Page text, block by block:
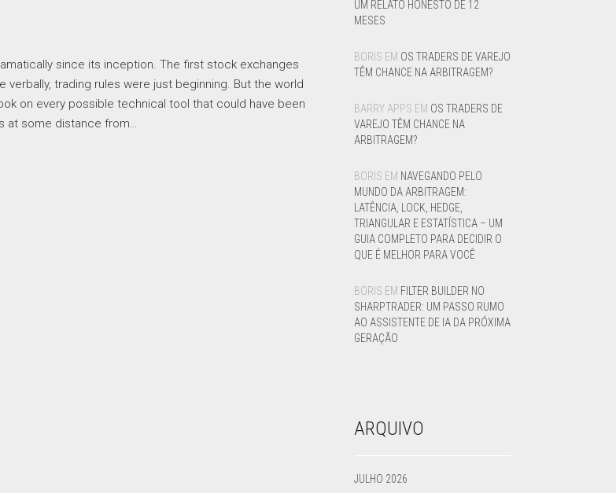
since its inception. The first stock exchanges
trading rules were just beginning. But the world
on every possible technical tool that could have been
at some distance from…
UM RELATO HONESTO DE 12
MESES
BORIS EM OS TRADERS DE VAREJO
TÊM CHANCE NA ARBITRAGEM?
BARRY APPS EM OS TRADERS DE
VAREJO TÊM CHANCE NA
ARBITRAGEM?
BORIS EM NAVEGANDO PELO
MUNDO DA ARBITRAGEM:
LATÊNCIA, LOCK, HEDGE,
TRIANGULAR E ESTATÍSTICA – UM
GUIA COMPLETO PARA DECIDIR O
QUE É MELHOR PARA VOCÊ
BORIS EM FILTER BUILDER NO
SHARPTRADER: UM PASSO RUMO
AO ASSISTENTE DE IA DA PRÓXIMA
GERAÇÃO
ARQUIVO
JULHO 2026